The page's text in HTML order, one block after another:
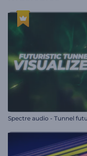
Spectre audio - Tunnel